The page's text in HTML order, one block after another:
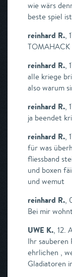
wie wärs
beste spiel
reinhard R.,
TOMAHACK
reinhard R.,
alle kriege
also warum
reinhard R.,
ja beendet
reinhard R.,
für was
fliessband
und boxen
und wemut
reinhard R.,
Bei mir
UWE K., 12.
Ihr
ehrlichen ,
Gladiatoren